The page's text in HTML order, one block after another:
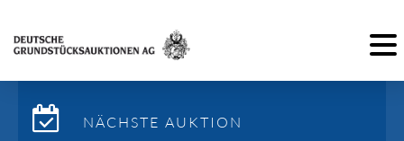
NÄCHSTE AUKTION